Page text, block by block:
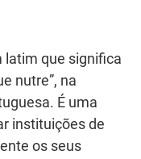
latim que significa
nutre”, na
É uma
instituições de
os seus